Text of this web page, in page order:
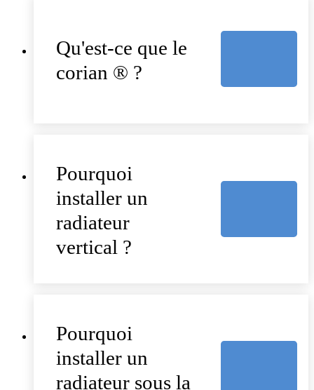
Qu'est-ce que le
corian ® ?
Pourquoi
installer un
radiateur
vertical ?
Pourquoi
installer un
radiateur sous la